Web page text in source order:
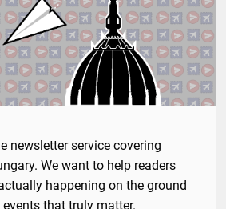
newsletter service covering
We want to help readers
happening on the ground
that truly matter.